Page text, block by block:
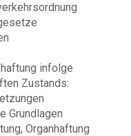
infolge
Zustands:
Grundlagen
Organhaftung